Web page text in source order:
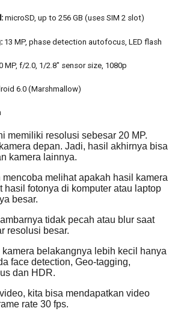
microSD, up to 256 GB (uses SIM 2 slot)
13 MP, phase detection autofocus, LED flash
MP, f/2.0, 1/2.8″ sensor size, 1080p
6.0 (Marshmallow)
memiliki resolusi sebesar 20 MP.
depan. Jadi, hasil akhirnya bisa
kamera lainnya.
melihat apakah hasil kamera
hasil fotonya di komputer atau laptop
besar.
tidak pecah atau blur saat
resolusi besar.
belakangnya lebih kecil hanya
face detection, Geo-tagging,
dan HDR.
kita bisa mendapatkan video
rate 30 fps.